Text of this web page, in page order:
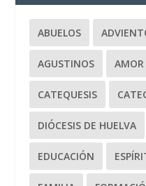
ABUELOS
AGUSTINOS AMOR
CATEQUESIS
DIÓCESIS DE HUELVA
EDUCACIÓN